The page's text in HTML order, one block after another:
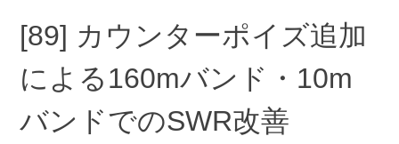
[89] カウンターポイズ追加
による160mバンド・10m
バンドでのSWR改善